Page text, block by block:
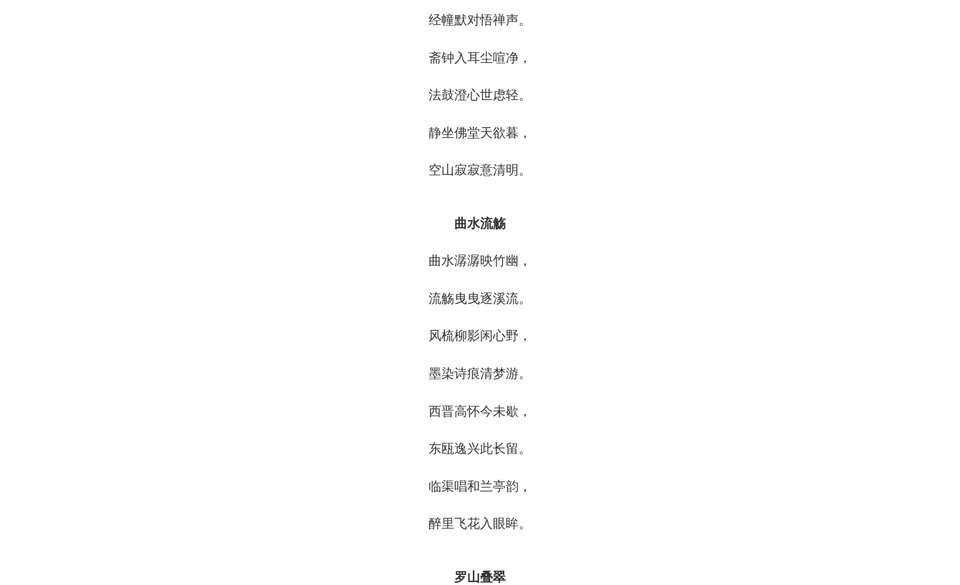
经幢默对悟禅声。
斋钟入耳尘喧净，
法鼓澄心世虑轻。
静坐佛堂天欲暮，
空山寂寂意清明。
曲水流觞
曲水潺潺映竹幽，
流觞曳曳逐溪流。
风梳柳影闲心野，
墨染诗痕清梦游。
西晋高怀今未歇，
东瓯逸兴此长留。
临渠唱和兰亭韵，
醉里飞花入眼眸。
罗山叠翠